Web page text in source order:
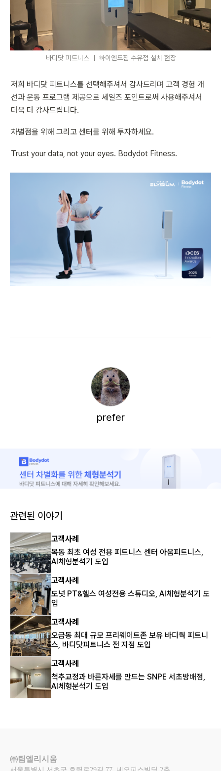
바디닷 피트니스 ㅣ 하이엔드짐 수유점 설치 현장
저희 바디닷 피트니스를 선택해주셔서 감사드리며 고객 경험 개
선과 운동 프로그램 제공으로 세일즈 포인트로써 사용해주셔서
더욱 더 감사드립니다.
차별점을 위해 그리고 센터를 위해 투자하세요.
Trust your data, not your eyes. Bodydot Fitness.
prefer
관련된 이야기
고객사례
목동 최초 여성 전용 피트니스 센터 아움피트니스,
AI체형분석기 도입
고객사례
도넛 PT&헬스 여성전용 스튜디오, AI체형분석기 도
입
고객사례
오금동 최대 규모 프리웨이트존 보유 바디웍 피트니
스, 바디닷피트니스 전 지점 도입
고객사례
척추교정과 바른자세를 만드는 SNPE 서초방배점,
AI체형분석기 도입
㈜팀엘리시움